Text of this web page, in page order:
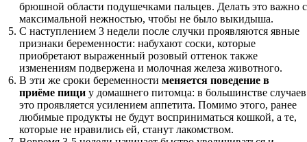
брюшной области подушечками пальцев. Делать это важно с
максимальной нежностью, чтобы не было выкидыша.
С наступлением 3 недели после случки проявляются явные
признаки беременности: набухают соски, которые
приобретают выраженный розовый оттенок также
изменениям подвержена и молочная железа животного.
В эти же сроки беременности меняется поведение в
приёме пищи у домашнего питомца: в большинстве случаев
это проявляется усилением аппетита. Помимо этого, ранее
любимые продукты не будут восприниматься кошкой, а те,
которые не нравились ей, станут лакомством.